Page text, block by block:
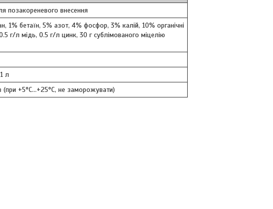
позакореневого внесення
1% бетаїн, 5% азот, 4% фосфор, 3% калій, 10% органічні
г/л мідь, 0.5 г/л цинк, 30 г сублімованого міцелію
л
(при +5°C…+25°C, не заморожувати)